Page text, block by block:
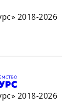
2018-2026
2018-2026